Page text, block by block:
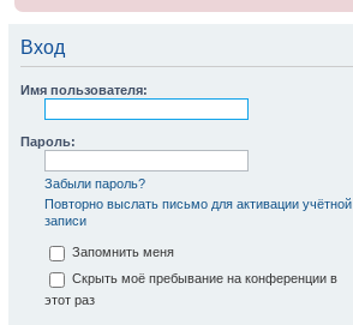
Вход
Имя пользователя:
Пароль:
Забыли пароль?
Повторно выслать письмо для активации учётной
записи
Запомнить меня
Скрыть моё пребывание на конференции в
этот раз